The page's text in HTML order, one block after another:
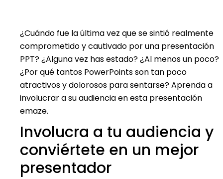
¿Cuándo fue la última vez que se sintió realmente
comprometido y cautivado por una presentación
PPT? ¿Alguna vez has estado? ¿Al menos un poco?
¿Por qué tantos PowerPoints son tan poco
atractivos y dolorosos para sentarse? Aprenda a
involucrar a su audiencia en esta presentación
emaze.
Involucra a tu audiencia y
conviértete en un mejor
presentador